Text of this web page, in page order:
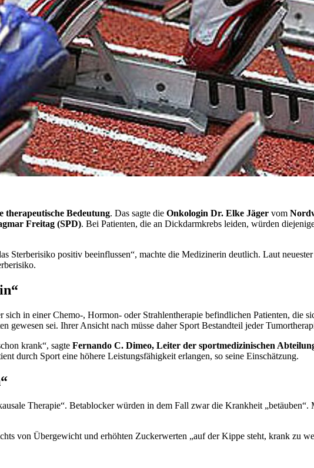
therapeutische Bedeutung. Das sagte die Onkologin Dr. Elke Jäger vom
Freitag (SPD). Bei Patienten, die an Dickdarmkrebs leiden, würden
Sterberisiko positiv beeinflussen“, machte die Medizinerin deutlich. Laut
in einer Chemo-, Hormon- oder Strahlentherapie befindlichen Patienten, die
gewesen sei. Ihrer Ansicht nach müsse daher Sport Bestandteil jeder
krank“, sagte Fernando C. Dimeo, Leiter der sportmedizinischen
durch Sport eine höhere Leistungsfähigkeit erlangen, so seine Einschätzung.
Therapie“. Betablocker würden in dem Fall zwar die Krankheit
von Übergewicht und erhöhten Zuckerwerten „auf der Kippe steht, krank zu